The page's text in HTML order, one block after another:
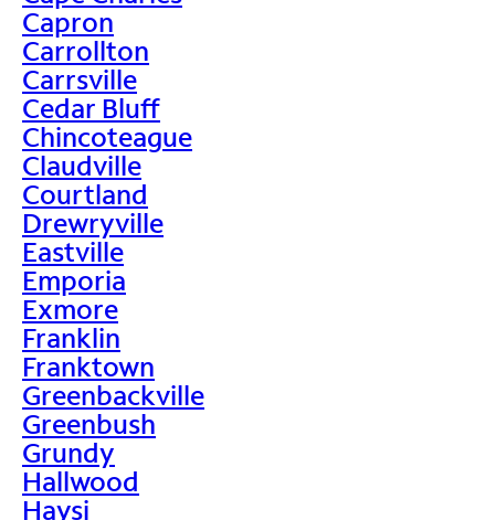
Capron
Carrollton
Carrsville
Cedar Bluff
Chincoteague
Claudville
Courtland
Drewryville
Eastville
Emporia
Exmore
Franklin
Franktown
Greenbackville
Greenbush
Grundy
Hallwood
Haysi